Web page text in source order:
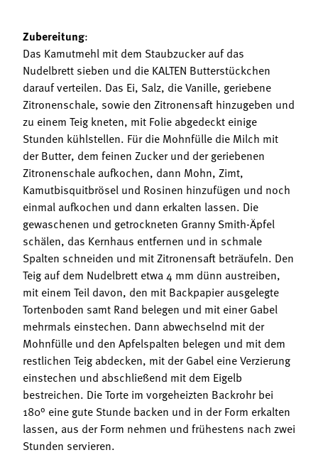
Zubereitung:
Das Kamutmehl mit dem Staubzucker auf das
Nudelbrett sieben und die KALTEN Butterstückchen
darauf verteilen. Das Ei, Salz, die Vanille, geriebene
Zitronenschale, sowie den Zitronensaft hinzugeben und
zu einem Teig kneten, mit Folie abgedeckt einige
Stunden kühlstellen. Für die Mohnfülle die Milch mit
der Butter, dem feinen Zucker und der geriebenen
Zitronenschale aufkochen, dann Mohn, Zimt,
Kamutbisquitbrösel und Rosinen hinzufügen und noch
einmal aufkochen und dann erkalten lassen. Die
gewaschenen und getrockneten Granny Smith-Äpfel
schälen, das Kernhaus entfernen und in schmale
Spalten schneiden und mit Zitronensaft beträufeln. Den
Teig auf dem Nudelbrett etwa 4 mm dünn austreiben,
mit einem Teil davon, den mit Backpapier ausgelegte
Tortenboden samt Rand belegen und mit einer Gabel
mehrmals einstechen. Dann abwechselnd mit der
Mohnfülle und den Apfelspalten belegen und mit dem
restlichen Teig abdecken, mit der Gabel eine Verzierung
einstechen und abschließend mit dem Eigelb
bestreichen. Die Torte im vorgeheizten Backrohr bei
180° eine gute Stunde backen und in der Form erkalten
lassen, aus der Form nehmen und frühestens nach zwei
Stunden servieren.